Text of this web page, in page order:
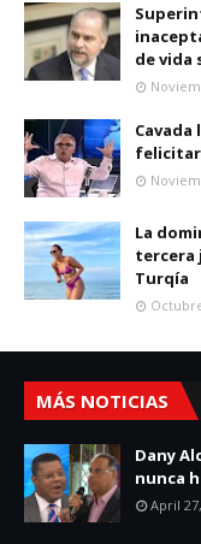
de vida
felicitar
La
tercera
Turqía
MÁS NOTICIAS
Dany
nunca
April